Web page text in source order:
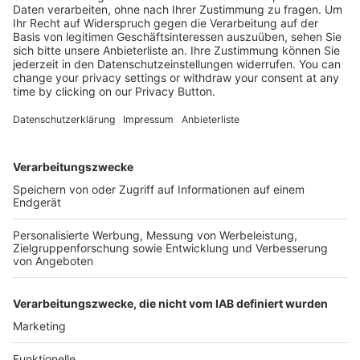
Mehr Infos
Kostenlose Rücksendung bis zu 14 Tage nach
Bestelleingang (innerhalb Deutschlands).
Versandkosten.
Der Bestellprozess ist mit Hilfe eines SSL-
SERVICE HOTLINE
SHOP SERVICE